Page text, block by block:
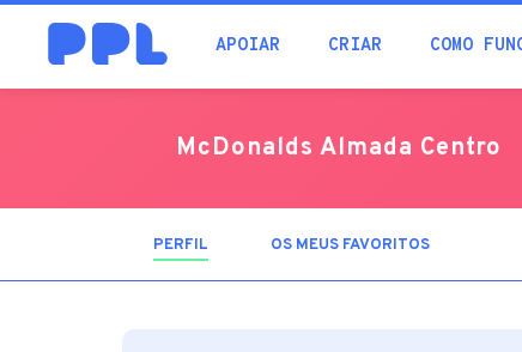
APOIAR CRIAR COMO
procura
McDonalds Almada Centro
PERFIL (SEPARADOROS MEUS FAVORITOS